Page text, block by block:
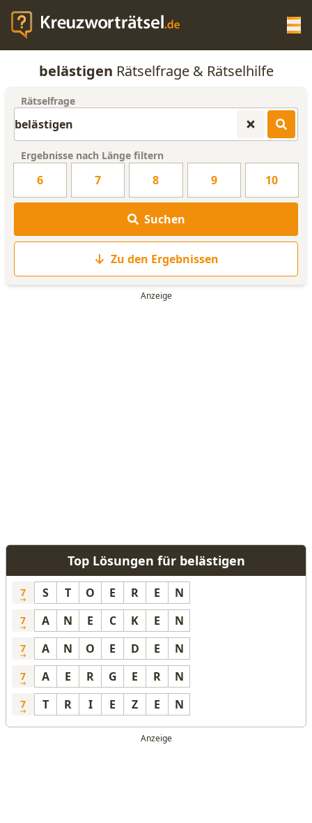
KREUZWORTRÄTSEL-HILFE
WORTLISTE
belästigen Rätselfrage & Rätselhilfe
Rätselfrage
Ergebnisse nach Länge filtern
6 7 8 9 10
Suchen
Zu den Ergebnissen
Top Lösungen für belästigen
7 S T O E R E N
7 A N E C K E N
7 A N O E D E N
7 A E R G E R N
7 T R I E Z E N